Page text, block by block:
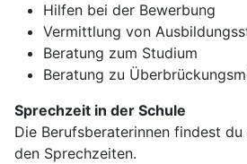
Hilfen bei der Bewerbung
Vermittlung von
Beratung zum Studium
Beratung zu
Sprechzeit in der Schule
Die Berufsberaterinnen findest
den Sprechzeiten.